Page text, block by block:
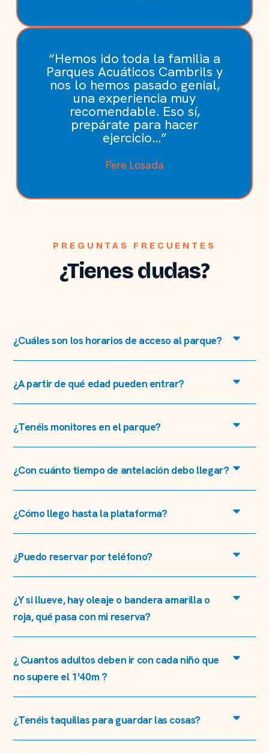
“Hemos ido toda la familia a
Parques Acuáticos Cambrils y
nos lo hemos pasado genial,
una experiencia muy
recomendable. Eso sí,
prepárate para hacer
ejercicio...”
Pere Losada
PREGUNTAS FRECUENTES
¿Tienes dudas?
¿Cuáles son los horarios de acceso al parque?
¿A partir de qué edad pueden entrar?
¿Tenéis monitores en el parque?
¿Con cuánto tiempo de antelación debo llegar?
¿Cómo llego hasta la plataforma?
¿Puedo reservar por teléfono?
¿Y si llueve, hay oleaje o bandera amarilla o
roja, qué pasa con mi reserva?
¿ Cuantos adultos deben ir con cada niño que
no supere el 1'40m ?
¿Tenéis taquillas para guardar las cosas?